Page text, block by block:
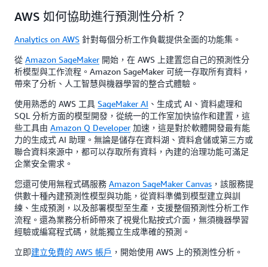
AWS 如何協助進行預測性分析？
Analytics on AWS 針對每個分析工作負載提供全面的功能集。
從 Amazon SageMaker 開始，在 AWS 上建置您自己的預測性分
析模型與工作流程。Amazon SageMaker 可統一存取所有資料，
帶來了分析、人工智慧與機器學習的整合式體驗。
使用熟悉的 AWS 工具 SageMaker AI 、生成式 AI、資料處理和
SQL 分析方面的模型開發，從統一的工作室加快協作和建置，這
些工具由 Amazon Q Developer 加速，這是對於軟體開發最有能
力的生成式 AI 助理。無論是儲存在資料湖、資料倉儲或第三方或
聯合資料來源中，都可以存取所有資料，內建的治理功能可滿足
企業安全需求。
您還可使用無程式碼服務 Amazon SageMaker Canvas ，該服務提
供數十種內建預測性模型與功能，從資料準備到模型建立與訓
練、生成預測，以及部署模型至生產，支援整個預測性分析工作
流程。還為業務分析師帶來了視覺化點按式介面，無須機器學習
經驗或編寫程式碼，就能獨立生成準確的預測。
立即建立免費的 AWS 帳戶 ，開始使用 AWS 上的預測性分析。